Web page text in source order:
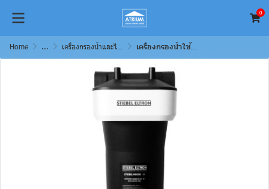
0
Home ... เครื่องกรองน้ำและไส้กรอง (Water Filter) เครื่องกรองน้ำใช้ Stiebel Eltron รุ่น House พร้อมไส้กรอง PS